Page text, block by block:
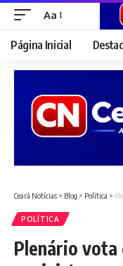
Font
Resizer
Aa
Página Inicial
Ceará Notícias > Blog > Política >
POLÍTICA
Plenário vota